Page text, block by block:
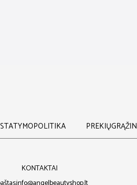
POLITIKA PREKIŲ
KONTAKTAI